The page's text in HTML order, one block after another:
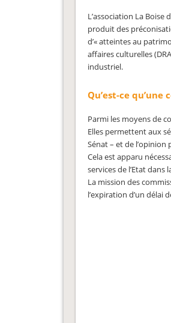
L’association La
produit des
d’« atteintes au
affaires culturelles
industriel.
Qu’est-ce qu’une
Parmi les moyens de
Elles permettent aux
Sénat – et de
Cela est apparu
services de l’Etat
La mission des
l’expiration d’un délai